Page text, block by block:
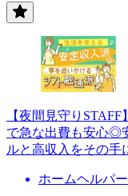
【夜間見守り
で急な出費も安心◎
ルと高収入をその手
ホームヘルパー